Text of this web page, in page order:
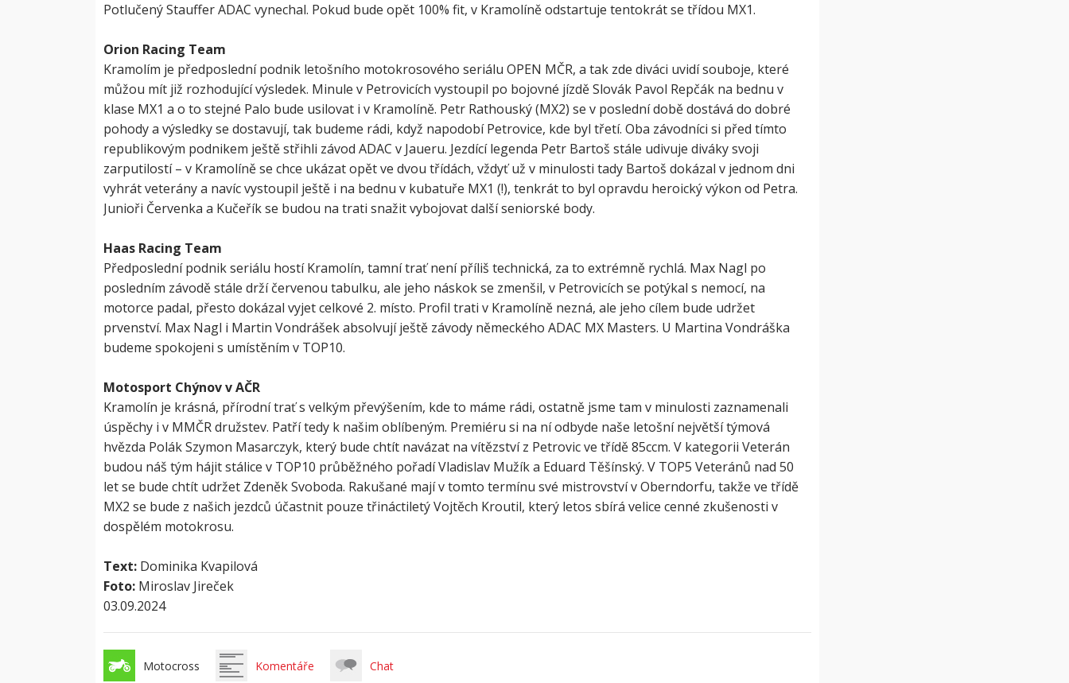
Potlučený Stauffer ADAC vynechal. Pokud bude opět 100% fit, v Kramolíně odstartuje tentokrát se třídou MX1.
Orion Racing Team
Kramolím je předposlední podnik letošního motokrosového seriálu OPEN MČR, a tak zde diváci uvidí souboje, které
můžou mít již rozhodující výsledek. Minule v Petrovicích vystoupil po bojovné jízdě Slovák Pavol Repčák na bednu v
klase MX1 a o to stejné Palo bude usilovat i v Kramolíně. Petr Rathouský (MX2) se v poslední době dostává do dobré
pohody a výsledky se dostavují, tak budeme rádi, když napodobí Petrovice, kde byl třetí. Oba závodníci si před tímto
republikovým podnikem ještě střihli závod ADAC v Jaueru. Jezdící legenda Petr Bartoš stále udivuje diváky svoji
zarputilostí – v Kramolíně se chce ukázat opět ve dvou třídách, vždyť už v minulosti tady Bartoš dokázal v jednom dni
vyhrát veterány a navíc vystoupil ještě i na bednu v kubatuře MX1 (!), tenkrát to byl opravdu heroický výkon od Petra.
Junioři Červenka a Kučeřík se budou na trati snažit vybojovat další seniorské body.
Haas Racing Team
Předposlední podnik seriálu hostí Kramolín, tamní trať není příliš technická, za to extrémně rychlá. Max Nagl po
posledním závodě stále drží červenou tabulku, ale jeho náskok se zmenšil, v Petrovicích se potýkal s nemocí, na
motorce padal, přesto dokázal vyjet celkové 2. místo. Profil trati v Kramolíně nezná, ale jeho cílem bude udržet
prvenství. Max Nagl i Martin Vondrášek absolvují ještě závody německého ADAC MX Masters. U Martina Vondráška
budeme spokojeni s umístěním v TOP10.
Motosport Chýnov v AČR
Kramolín je krásná, přírodní trať s velkým převýšením, kde to máme rádi, ostatně jsme tam v minulosti zaznamenali
úspěchy i v MMČR družstev. Patří tedy k našim oblíbeným. Premiéru si na ní odbyde naše letošní největší týmová
hvězda Polák Szymon Masarczyk, který bude chtít navázat na vítězství z Petrovic ve třídě 85ccm. V kategorii Veterán
budou náš tým hájit stálice v TOP10 průběžného pořadí Vladislav Mužík a Eduard Těšínský. V TOP5 Veteránů nad 50
let se bude chtít udržet Zdeněk Svoboda. Rakušané mají v tomto termínu své mistrovství v Oberndorfu, takže ve třídě
MX2 se bude z našich jezdců účastnit pouze třináctiletý Vojtěch Kroutil, který letos sbírá velice cenné zkušenosti v
dospělém motokrosu.
Text:Dominika Kvapilová
Foto:Miroslav Jireček
03.09.2024
Motocross Komentáře Chat